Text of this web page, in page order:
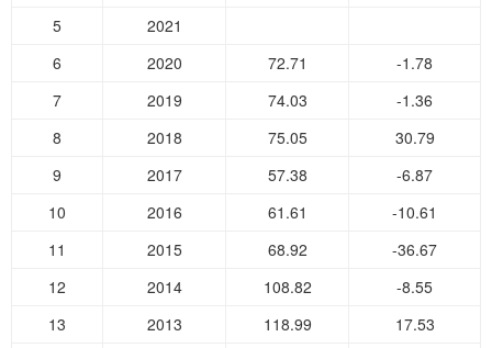
5
2021
6
2020 72.71
-1.78
7
2019 74.03
-1.36
8
2018 75.05
30.79
9
2017 57.38
-6.87
10
2016 61.61
-10.61
11
2015 68.92
-36.67
12
2014 108.82
-8.55
13
2013 118.99
17.53